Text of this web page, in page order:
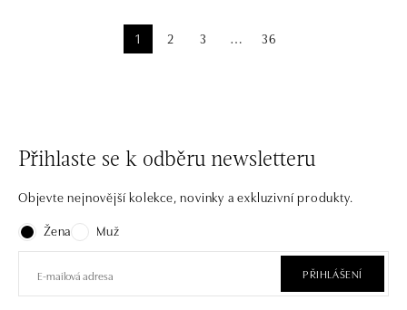
1 2 3 ⋯ 36
Přihlaste se k odběru newsletteru
Objevte nejnovější kolekce, novinky a exkluzivní produkty.
Žena
Muž
PŘIHLÁŠENÍ